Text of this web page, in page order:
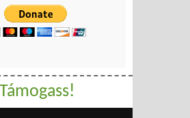
Támogass!